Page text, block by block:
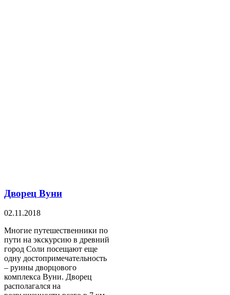
Дворец Вуни
02.11.2018
Многие путешественники по
пути на экскурсию в древний
город Соли посещают еще
одну достопримечательность
– руины дворцового
комплекса Вуни. Дворец
располагался на